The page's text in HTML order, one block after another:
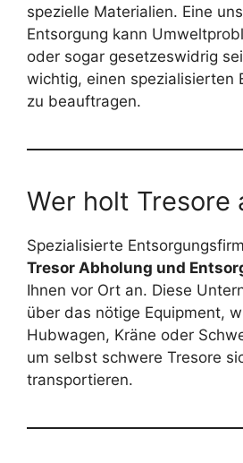
spezielle Materialien. Eine
Entsorgung kann
oder sogar gesetzeswidrig
wichtig, einen spezialisierten
zu beauftragen.
Wer holt Tresore
Spezialisierte
Tresor Abholung und
Ihnen vor Ort an. Diese
über das nötige Equipment,
Hubwagen, Kräne oder
um selbst schwere Tresore
transportieren.